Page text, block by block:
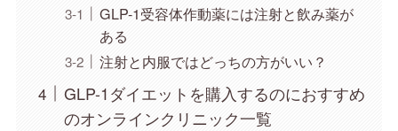
GLP-1受容体作動薬には注射と飲み薬が
ある
注射と内服ではどっちの方がいい？
GLP-1ダイエットを購入するのにおすすめ
のオンラインクリニック一覧